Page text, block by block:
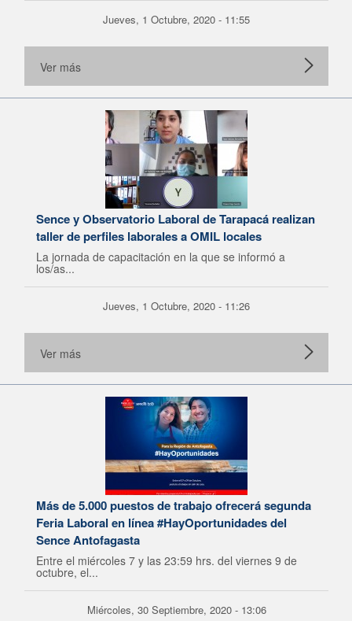
Jueves, 1 Octubre, 2020 - 11:55
Ver más
Sence y Observatorio Laboral de Tarapacá realizan
taller de perfiles laborales a OMIL locales
La jornada de capacitación en la que se informó a
los/as...
Jueves, 1 Octubre, 2020 - 11:26
Ver más
Más de 5.000 puestos de trabajo ofrecerá segunda
Feria Laboral en línea #HayOportunidades del
Sence Antofagasta
Entre el miércoles 7 y las 23:59 hrs. del viernes 9 de
octubre, el...
Miércoles, 30 Septiembre, 2020 - 13:06